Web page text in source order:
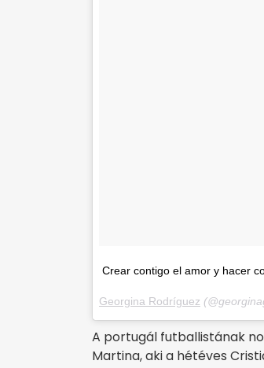
Crear contigo el amor y hacer
Georgina Rodríguez
A portugál futballistának
Martina, aki a hétéves